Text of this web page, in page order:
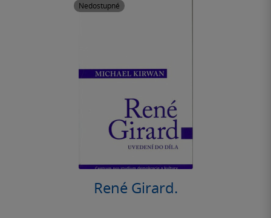
Nedostupné
René Girard.